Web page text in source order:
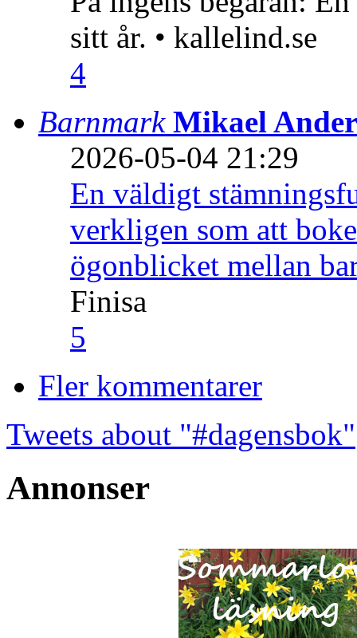
sitt år. • kallelind.se
4
Barnmark Mikael
2026-05-04 21:29
En väldigt
verkligen som att
ögonblicket mellan
Finisa
5
Fler kommentarer
Tweets about "#dagensbok"
Annonser